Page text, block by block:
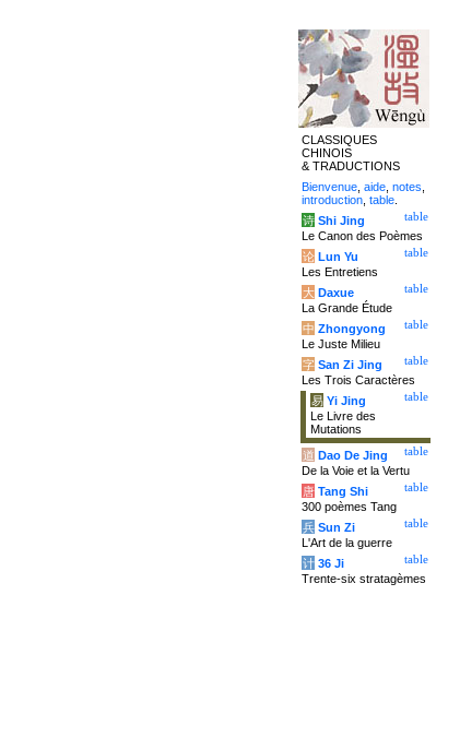
CLASSIQUES
CHINOIS
& TRADUCTIONS
Bienvenue aide notes
introduction table
table
诗 Shi Jing
Le Canon des Poèmes
table
论 Lun Yu
Les Entretiens
table
大 Daxue
La Grande Étude
table
中 Zhongyong
Le Juste Milieu
table
字 San Zi Jing
Les Trois Caractères
table
易 Yi Jing
Le Livre des
Mutations
table
道 Dao De Jing
De la Voie et la Vertu
table
唐 Tang Shi
300 poèmes Tang
table
兵 Sun Zi
L'Art de la guerre
table
计 36 Ji
Trente-six stratagèmes